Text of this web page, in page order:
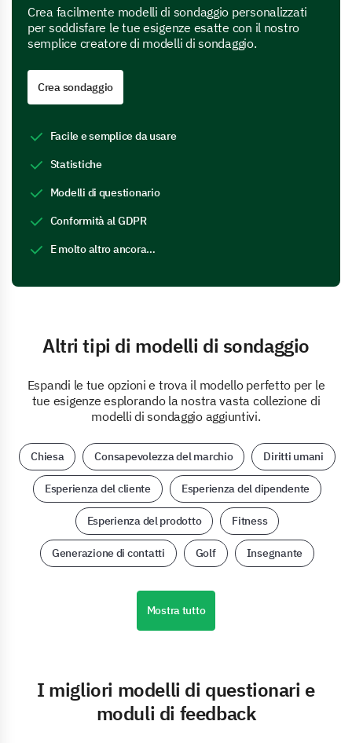
Crea facilmente modelli di sondaggio personalizzati
per soddisfare le tue esigenze esatte con il nostro
semplice creatore di modelli di sondaggio.
Crea sondaggio
Facile e semplice da usare
Statistiche
Modelli di questionario
Conformità al GDPR
E molto altro ancora…
Altri tipi di modelli di sondaggio
Espandi le tue opzioni e trova il modello perfetto per le
tue esigenze esplorando la nostra vasta collezione di
modelli di sondaggio aggiuntivi.
Chiesa Consapevolezza del marchio Diritti umani
Esperienza del cliente Esperienza del dipendente
Esperienza del prodotto Fitness
Generazione di contatti Golf Insegnante
Mostra tutto
I migliori modelli di questionari e
moduli di feedback